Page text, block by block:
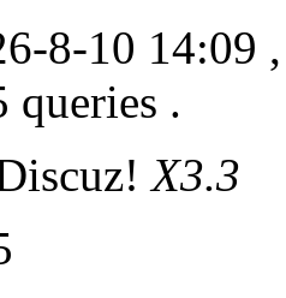
8-10 14:09
queries .
X3.3